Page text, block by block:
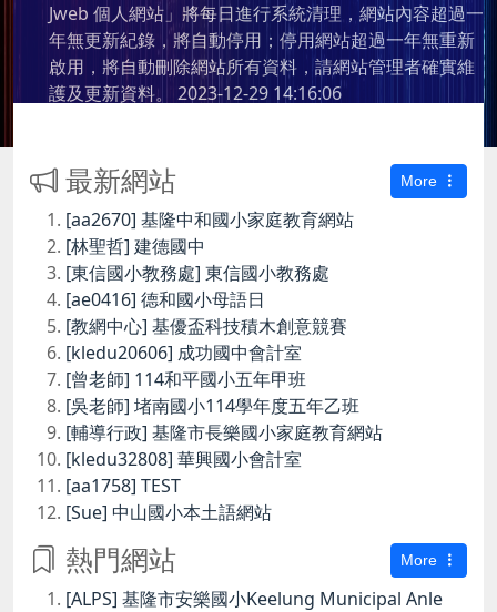
Jweb 個人網站」將每日進行系統清理，網站內容超過一
年無更新紀錄，將自動停用；停用網站超過一年無重新
啟用，將自動刪除網站所有資料，請網站管理者確實維
護及更新資料。 2023-12-29 14:16:06
最新網站 More
[aa2670] 基隆中和國小家庭教育網站
[林聖哲] 建德國中
[東信國小教務處] 東信國小教務處
[ae0416] 德和國小母語日
[教網中心] 基優盃科技積木創意競賽
[kledu20606] 成功國中會計室
[曾老師] 114和平國小五年甲班
[吳老師] 堵南國小114學年度五年乙班
[輔導行政] 基隆市長樂國小家庭教育網站
[kledu32808] 華興國小會計室
[aa1758] TEST
[Sue] 中山國小本土語網站
熱門網站 More
[ALPS] 基隆市安樂國小Keelung Municipal Anle